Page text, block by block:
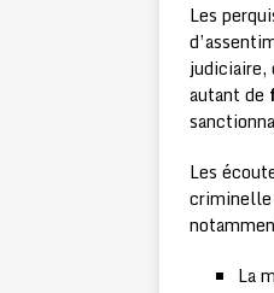
Les
judiciaire,
autant de
Les
criminelle
La